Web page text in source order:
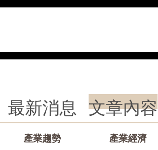
最新消息 文章內容
產業趨勢 產業經濟